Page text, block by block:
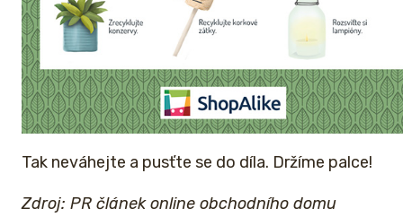
Tak neváhejte a pusťte se do díla. Držíme palce!
Zdroj: PR článek online obchodního domu